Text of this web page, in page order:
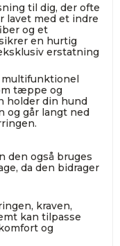
til dig, der ofte
lavet med et indre
og et
en hurtig
erstatning
multifunktionel
tæppe og
holder din hund
og går langt ned
den også bruges
da den bidrager
kraven,
kan tilpasse
og